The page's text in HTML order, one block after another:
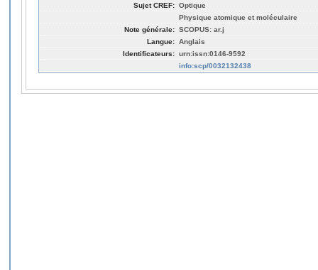
Sujet CREF: Optique
Physique atomique et moléculaire
Note générale: SCOPUS: ar.j
Langue: Anglais
Identificateurs: urn:issn:0146-9592
info:scp/0032132438